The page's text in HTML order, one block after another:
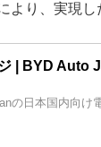
り、実現し
| BYD Auto
の日本国内向け